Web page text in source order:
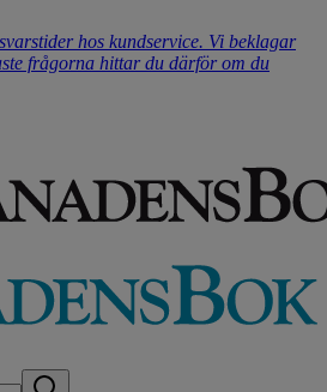
hos kundservice. Vi beklagar
frågorna hittar du därför om du